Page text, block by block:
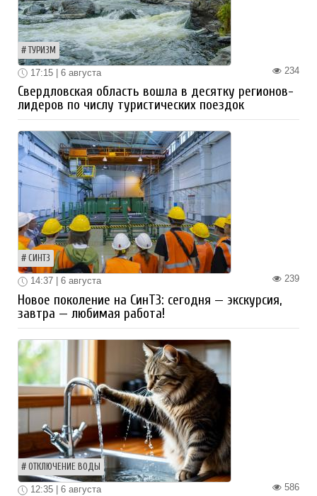
ТУРИЗМ
234
17:15 | 6 августа
Свердловская область вошла в десятку регионов-
лидеров по числу туристических поездок
СИНТЗ
239
14:37 | 6 августа
Новое поколение на СинТЗ: сегодня — экскурсия,
завтра — любимая работа!
ОТКЛЮЧЕНИЕ ВОДЫ
586
12:35 | 6 августа